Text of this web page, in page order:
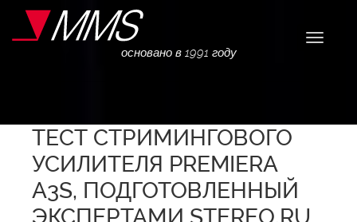
основано в 1991 году
ТЕСТ СТРИМИНГОВОГО
УСИЛИТЕЛЯ PREMIERA
A3S, ПОДГОТОВЛЕННЫЙ